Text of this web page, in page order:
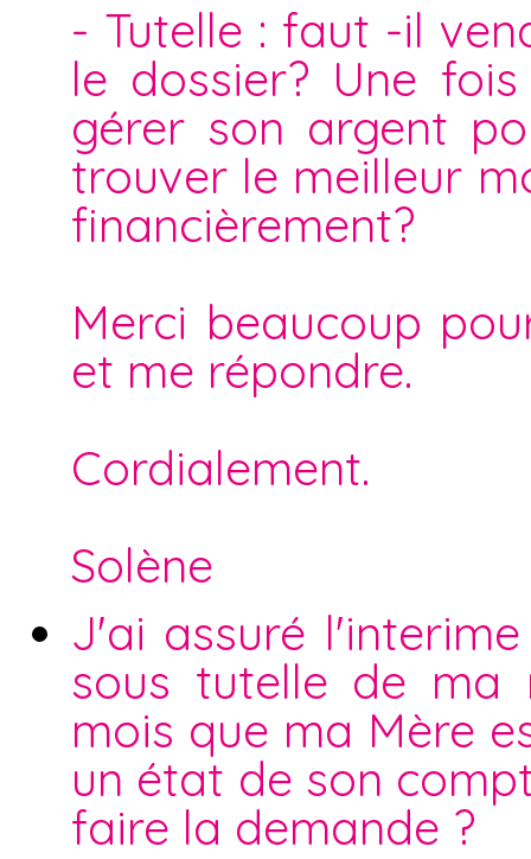
- Tutelle : faut -il
le dossier? Une
gérer son argent
trouver le meilleur
financièrement?
Merci beaucoup
et me répondre.
Cordialement.
Solène
J'ai assuré
sous tutelle de ma
mois que ma Mère
un état de son
faire la demande ?